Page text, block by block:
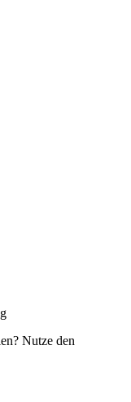
Nutze den